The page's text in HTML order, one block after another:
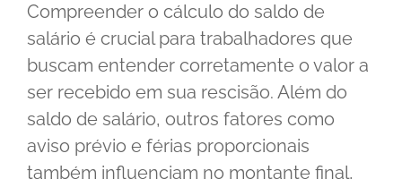
Compreender o cálculo do saldo de
salário é crucial para trabalhadores que
buscam entender corretamente o valor a
ser recebido em sua rescisão. Além do
saldo de salário, outros fatores como
aviso prévio e férias proporcionais
também influenciam no montante final,